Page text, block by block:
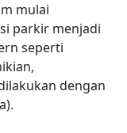
mulai
parkir menjadi
seperti
dengan